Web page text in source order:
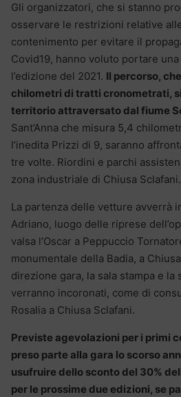
Gli organizzatori, che si stanno
osservare le restrizioni relative
contenimento per evitare il
Covid19, hanno voluto portare
l’edizione del 2021. Il percorso,
chilometri di tratti cronometrati,
territorio attraversato dal fiume
Sant’Anna che misura 5,4
l’inedita Prizzi di 9, saranno
tre volte. Riordini e parchi
zona industriale di Chiusa Sclafani.
La partenza delle vetture avverrà
Adriano, luogo delle riprese
valsa l’Oscar a Peppuccio
monumentale della Badia, a
direzione gara, la sala stampa e
verranno incoronati, come di
Rosalia a Chiusa Sclafani.
Previste agevolazioni per i primi
preso parte alla gara lo scorso
usufruire dello sconto del 30%
per le prossime due edizioni, se